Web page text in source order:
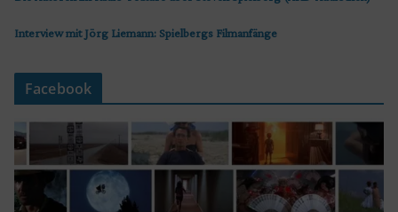
Interview mit Jörg Liemann: Spielbergs Filmanfänge
Facebook